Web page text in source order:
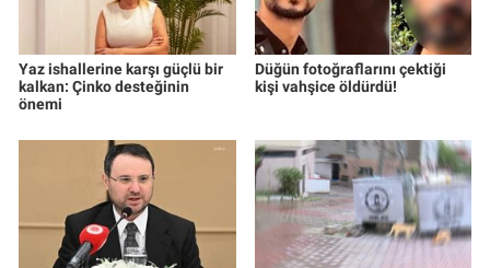
Yaz ishallerine karşı güçlü bir
kalkan: Çinko desteğinin
önemi
Düğün fotoğraflarını çektiği
kişi vahşice öldürdü!